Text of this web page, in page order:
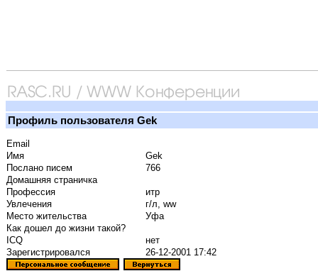
Профиль пользователя Gek
Email
Имя
Gek
Послано писем
766
Домашняя страничка
Профессия
итр
Увлечения
г/л, ww
Место жительства
Уфа
Как дошел до жизни такой?
ICQ
нет
Зарегистрировался
26-12-2001 17:42